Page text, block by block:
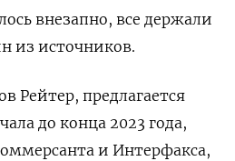
внезапно, все держали
из источников.
Рейтер, предлагается
до конца 2023 года,
и Интерфакса,